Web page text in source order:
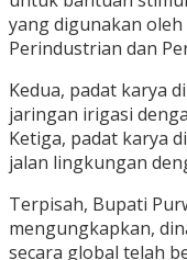
yang digunakan
Perindustrian dan
Kedua, padat karya
jaringan irigasi
Ketiga, padat karya
jalan lingkungan
Terpisah, Bupati
mengungkapkan,
secara global telah